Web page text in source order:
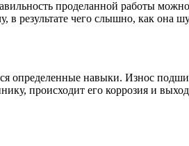
проделанной работы
в результате чего слышно, как она
определенные навыки. Износ
происходит его коррозия и выход